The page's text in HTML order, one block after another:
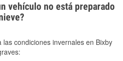
vehículo no está preparado
condiciones invernales en Bixby